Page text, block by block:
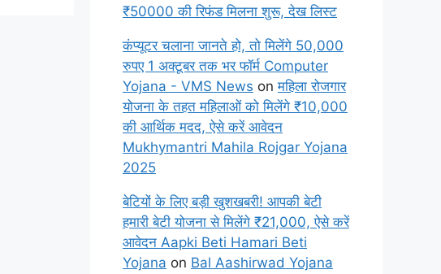
₹50000 की रिफंड मिलना शुरू, देख लिस्ट
कंप्यूटर चलाना जानते हो, तो मिलेंगे 50,000
रुपए 1 अक्टूबर तक भर फॉर्म Computer
Yojana - VMS News onमहिला रोजगार
योजना के तहत महिलाओं को मिलेंगे ₹10,000
की आर्थिक मदद, ऐसे करें आवेदन
Mukhymantri Mahila Rojgar Yojana
2025
बेटियों के लिए बड़ी खुशखबरी! आपकी बेटी
हमारी बेटी योजना से मिलेंगे ₹21,000, ऐसे करें
आवेदन Aapki Beti Hamari Beti
Yojana on Bal Aashirwad Yojana